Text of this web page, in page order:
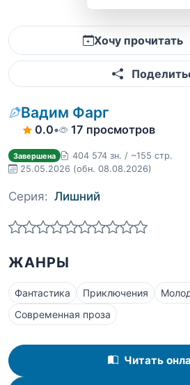
Хочу прочитать
Вадим Фарг
0.0• 17 просмотров
Завершена
404 574 зн. / ~155 стр.
25.05.2026 (обн. 08.08.2026)
Серия: Лишний
ЖАНРЫ
Фантастика Приключения
Современная проза
Читать